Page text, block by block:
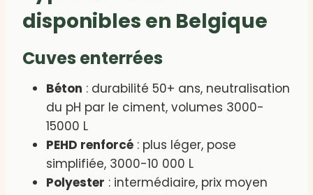
disponibles en Belgique
Cuves enterrées
Béton : durabilité 50+ ans, neutralisation
du pH par le ciment, volumes 3000-
15000 L
PEHD renforcé : plus léger, pose
simplifiée, 3000-10 000 L
Polyester : intermédiaire, prix moyen